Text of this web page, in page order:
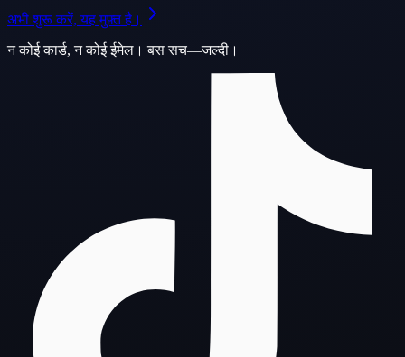
अभी शुरू करें, यह मुफ़्त है।
न कोई कार्ड, न कोई ईमेल। बस सच—जल्दी।